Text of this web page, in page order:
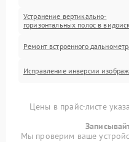
Устранение вертикально-
горизонтальных полос в
Ремонт встроенного
Исправление инверсии
Цены в прайс-листе
Мы проверим ваше